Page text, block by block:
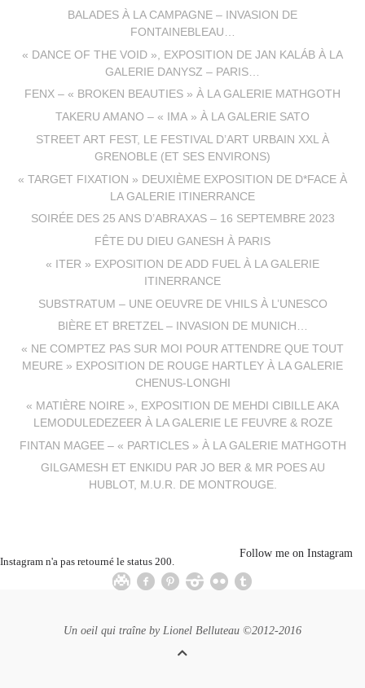
BALADES À LA CAMPAGNE – INVASION DE
FONTAINEBLEAU…
« DANCE OF THE VOID », EXPOSITION DE JAN KALÁB À LA
GALERIE DANYSZ – PARIS…
FENX – « BROKEN BEAUTIES » À LA GALERIE MATHGOTH
TAKERU AMANO – « IMA » À LA GALERIE SATO
STREET ART FEST, LE FESTIVAL D’ART URBAIN XXL À
GRENOBLE (ET SES ENVIRONS)
« TARGET FIXATION » DEUXIÈME EXPOSITION DE D*FACE À
LA GALERIE ITINERRANCE
SOIRÉE DES 25 ANS D’ABRAXAS – 16 SEPTEMBRE 2023
FÊTE DU DIEU GANESH À PARIS
« ITER » EXPOSITION DE ADD FUEL À LA GALERIE
ITINERRANCE
SUBSTRATUM – UNE OEUVRE DE VHILS À L’UNESCO
BIÈRE ET BRETZEL – INVASION DE MUNICH…
« NE COMPTEZ PAS SUR MOI POUR ATTENDRE QUE TOUT
MEURE » EXPOSITION DE ROUGE HARTLEY À LA GALERIE
CHENUS-LONGHI
« MATIÈRE NOIRE », EXPOSITION DE MEHDI CIBILLE AKA
LEMODULEDEZEER À LA GALERIE LE FEUVRE & ROZE
FINTAN MAGEE – « PARTICLES » À LA GALERIE MATHGOTH
GILGAMESH ET ENKIDU PAR JO BER & MR POES AU
HUBLOT, M.U.R. DE MONTROUGE.
Instagram n'a pas retourné le status 200.
Follow me on Instagram
Un oeil qui traîne by Lionel Belluteau ©2012-2016